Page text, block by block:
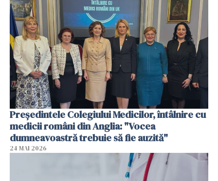
Președintele Colegiului Medicilor, întâlnire cu
medicii români din Anglia: "Vocea
dumneavoastră trebuie să fie auzită"
24 MAI 2026